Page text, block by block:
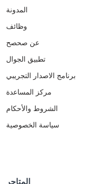
المدونة
وظائف
عن صحصح
تطبيق الجوال
برنامج الاصدار التجريبي
مركز المساعدة
الشروط والأحكام
سياسة الخصوصية
المتاجر